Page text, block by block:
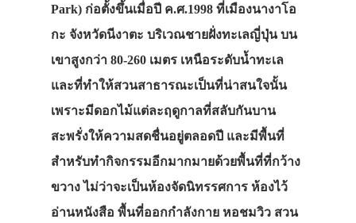
Park) ก่อตั้งขึ้นเมื่อปี ค.ศ.1998 ที่เมืองนางาโอ
กะ จังหวัดนีงาตะ บริเวณชายฝั่งทะเลญี่ปุ่น บน
เขาสูงกว่า 80-260 เมตร เหนือระดับน้ำทะเล
และที่ทำให้สวนสาธารณะเป็นที่น่าสนใจนั้น
เพราะมีดอกไม้แต่ละฤดูกาลที่สลับกันบาน
สะพรั่งให้ความสดชื่นอยู่ตลอดปี และมีพื้นที่
สำหรับทำกิจกรรมอีกมากมายด้วยพื้นที่ที่กว้าง
ขวาง ไม่ว่าจะเป็นห้องจัดนิทรรศการ ห้องไว้
อ่านหนังสือ พื้นที่ออกกำลังกาย หอชมวิว สวน